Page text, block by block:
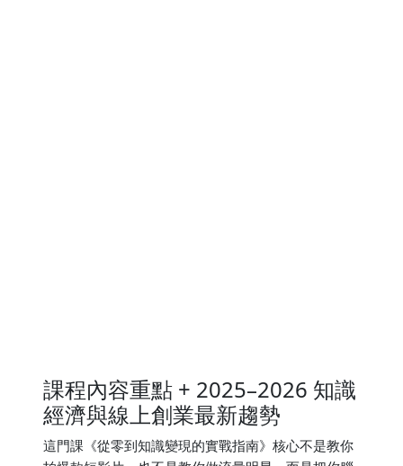
課程內容重點 + 2025–2026 知識
經濟與線上創業最新趨勢
這門課《從零到知識變現的實戰指南》核心不是教你